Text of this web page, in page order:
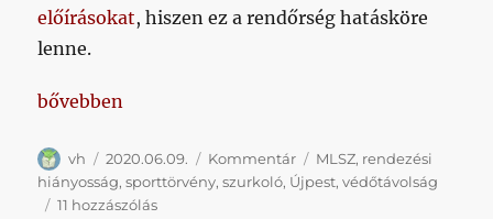
előírásokat, hiszen ez a rendőrség hatásköre
lenne.
„Ahogy tanult kollégánk, illetve őseink
bővebben
Szerző
vh Közzétéve
2020.06.09. Kategória
Kommentár Címke
MLSZ, rendezési
hiányosság,sporttörvény,szurkoló, Újpest,védőtávolság
11 hozzászólásAhogy